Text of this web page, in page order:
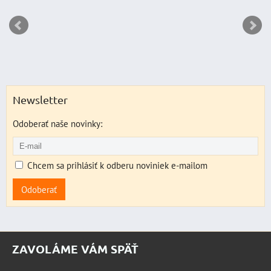
Newsletter
Odoberať naše novinky:
Chcem sa prihlásiť k odberu noviniek e-mailom
Odoberať
ZAVOLÁME VÁM SPÄŤ